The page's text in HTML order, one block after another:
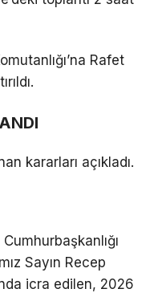
Rafet
kararları açıkladı.
Sayın Recep
icra edilen, 2026